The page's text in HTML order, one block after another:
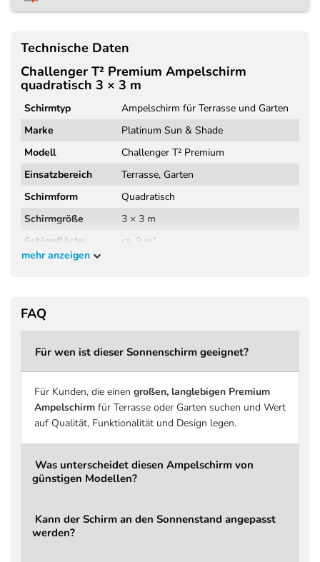
Technische Daten
Challenger T² Premium Ampelschirm
quadratisch 3 × 3 m
Schirmtyp
Ampelschirm für Terrasse und Garten
Marke
Platinum Sun & Shade
Modell
Challenger T² Premium
Einsatzbereich
Terrasse, Garten
Schirmform
Quadratisch
Schirmgröße
3 × 3 m
Schirmfläche
ca. 9 m²
Höhe geschlossen
Kopffreiheit
Griff
Druckguss Aluminium, ergonomisch
Schirmbezug
Spuncrylic Premiumgewebe
Stoffdichte
240 g/m² Spuncrylic™
Stoffklasse
UV-Schutz
bis zu 98 % UV-Schutz
Öffnen / Schließen
Über Hauptgriff, integrierter
mehr anzeigen
FAQ
Für wen ist dieser Sonnenschirm geeignet?
Für Kunden, die einen großen, langlebigen Premium
Ampelschirmfür Terrasse oder Garten suchen und Wert
auf Qualität, Funktionalität und Design legen.
Was unterscheidet diesen Ampelschirm von
günstigen Modellen?
Kann der Schirm an den Sonnenstand angepasst
werden?